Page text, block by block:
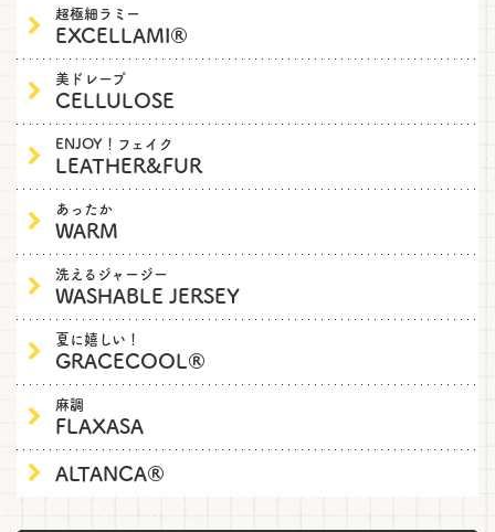
超極細ラミー
EXCELLAMI®
美ドレープ
CELLULOSE
ENJOY！フェイク
LEATHER&FUR
あったか
WARM
洗えるジャージー
WASHABLE JERSEY
夏に嬉しい！
GRACECOOL®
麻調
FLAXASA
ALTANCA®